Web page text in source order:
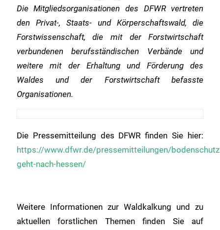
Die Mitgliedsorganisationen des DFWR vertreten
den Privat-, Staats- und Körperschaftswald, die
Forstwissenschaft, die mit der Forstwirtschaft
verbundenen berufsständischen Verbände und
weitere mit der Erhaltung und Förderung des
Waldes und der Forstwirtschaft befasste
Organisationen.
Die Pressemitteilung des DFWR finden Sie hier:
https://www.dfwr.de/pressemitteilungen/
geht-nach-hessen/
Weitere Informationen zur Waldkalkung und zu
aktuellen forstlichen Themen finden Sie auf